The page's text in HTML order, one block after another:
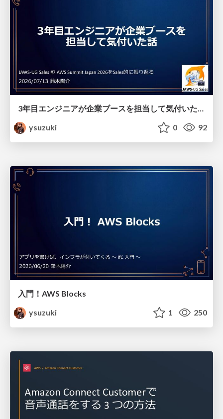
ysuzuki
0 92
入門！AWS Blocks
ysuzuki
1 250